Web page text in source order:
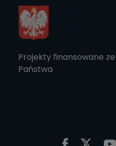
Projekty finansowane
Państwa